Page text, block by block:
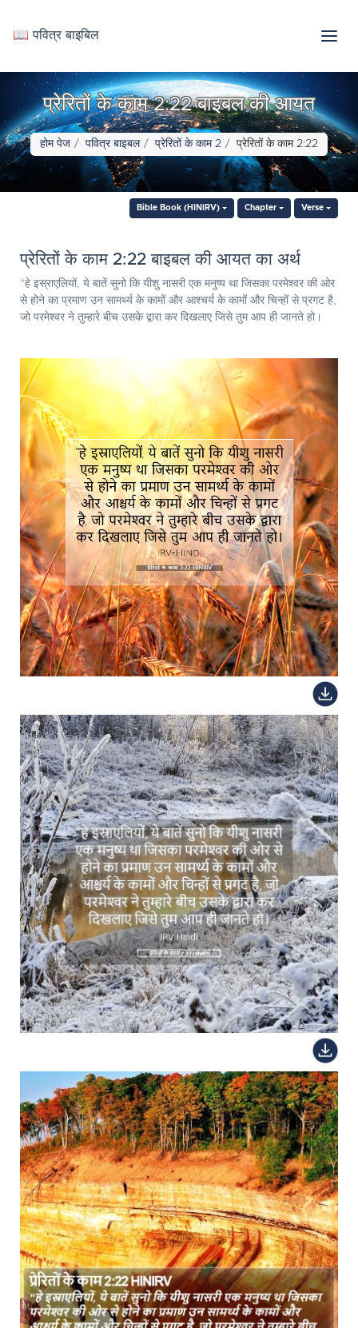
📖 पवित्र बाइबिल
प्रेरितों के काम 2:22 बाइबल की आयत
होम पेज पवित्र बाइबल प्रेरितों के काम 2 प्रेरितों के काम 2:22
Bible Book (HINIRV) Chapter Verse
प्रेरितों के काम 2:22 बाइबल की आयत का अर्थ
“हे इस्राएलियों, ये बातें सुनो कि यीशु नासरी एक मनुष्य था जिसका परमेश्‍वर की ओर
से होने का प्रमाण उन सामर्थ्य के कामों और आश्चर्य के कामों और चिन्हों से प्रगट है,
जो परमेश्‍वर ने तुम्हारे बीच उसके द्वारा कर दिखलाए जिसे तुम आप ही जानते हो।